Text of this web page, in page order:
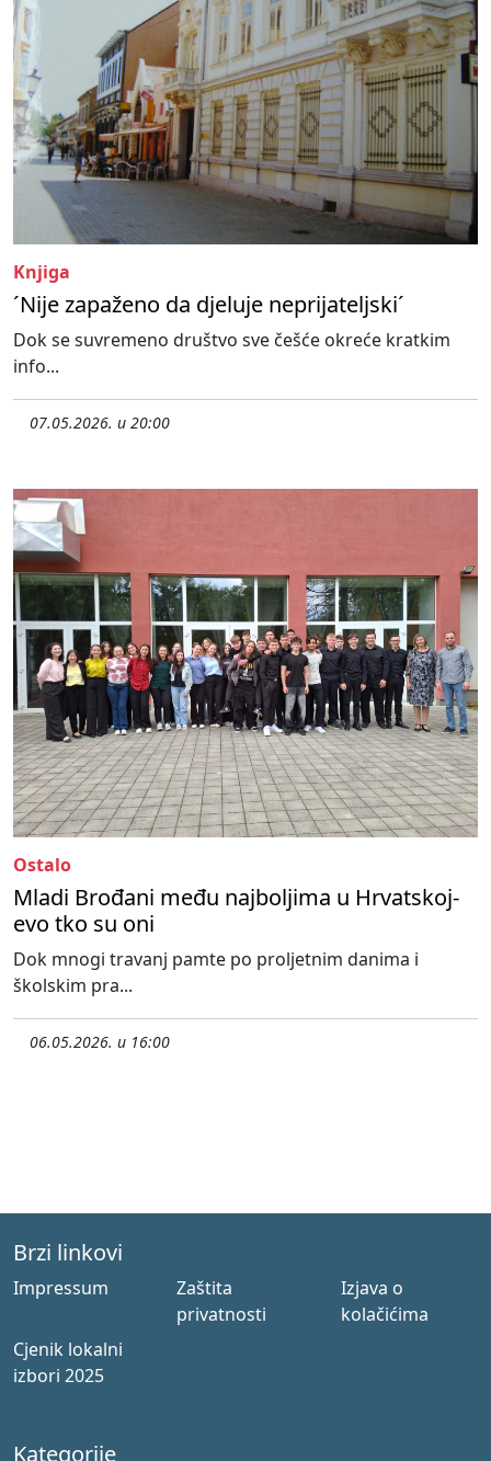
Knjiga
´Nije zapaženo da djeluje neprijateljski´
Dok se suvremeno društvo sve češće okreće kratkim
info...
07.05.2026. u 20:00
Ostalo
Mladi Brođani među najboljima u Hrvatskoj-
evo tko su oni
Dok mnogi travanj pamte po proljetnim danima i
školskim pra...
06.05.2026. u 16:00
Brzi linkovi
Impressum
Zaštita
privatnosti
Izjava o
kolačićima
Cjenik lokalni
izbori 2025
Kategorije